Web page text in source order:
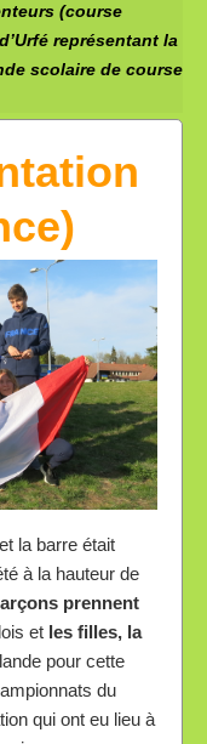
(course
représentant la
scolaire de course
la barre était
à la hauteur de
prennent
et les filles, la
pour cette
du
qui ont eu lieu à